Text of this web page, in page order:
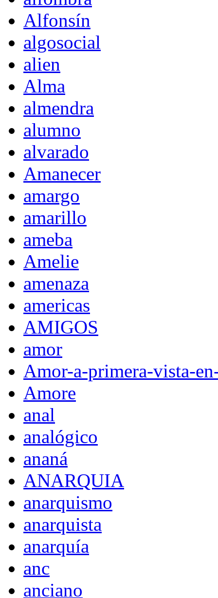
Alfonsín
algosocial
alien
Alma
almendra
alumno
alvarado
Amanecer
amargo
amarillo
ameba
Amelie
amenaza
americas
AMIGOS
amor
Amor-a-primera-vista-
Amore
anal
analógico
ananá
ANARQUIA
anarquismo
anarquista
anarquía
anc
anciano